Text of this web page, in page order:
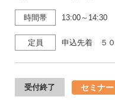
時間帯 13:00～14:30
定員 申込先着 ５
受付終了 セミナー